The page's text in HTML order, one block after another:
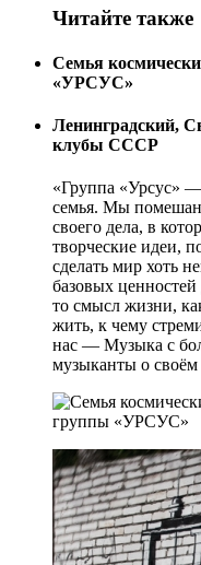
Читайте также
Семья
«УРСУС»
Ленинградский,
клубы СССР
«Группа «Урсус» —
семья. Мы
своего дела, в
творческие идеи,
сделать мир хоть
базовых
то смысл жизни,
жить, к чему
нас — Музыка с
музыканты о своём